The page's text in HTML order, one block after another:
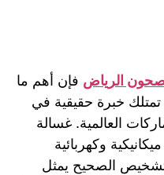
صحون الرياض فإن أهم ما
تمتلك خبرة حقيقية في
العالمية. غسالة
وكهربائية
الصحيح يمثل